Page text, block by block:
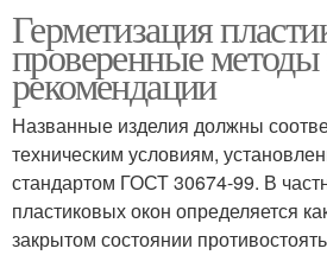
Герметизация
проверенные
рекомендации
Названные изделия должны
техническим условиям,
стандартом ГОСТ 30674-99. В
пластиковых окон определяется
закрытом состоянии